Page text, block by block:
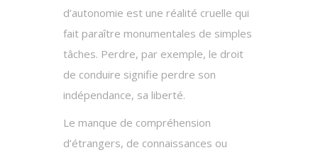
d’autonomie est une réalité cruelle qui
fait paraître monumentales de simples
tâches. Perdre, par exemple, le droit
de conduire signifie perdre son
indépendance, sa liberté.
Le manque de compréhension
d’étrangers, de connaissances ou